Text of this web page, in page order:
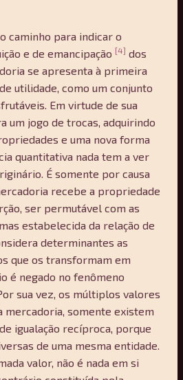
caminho para indicar o
e de emancipação [4] dos
se apresenta à primeira
utilidade, como um conjunto
Em virtude de sua
um jogo de trocas, adquirindo
e uma nova forma
quantitativa nada tem a ver
É somente por causa
recebe a propriedade
ser permutável com as
estabelecida da relação de
determinantes as
que os transformam em
é negado no fenômeno
sua vez, os múltiplos valores
mercadoria, somente existem
igualação recíproca, porque
de uma mesma entidade.
valor, não é nada em si